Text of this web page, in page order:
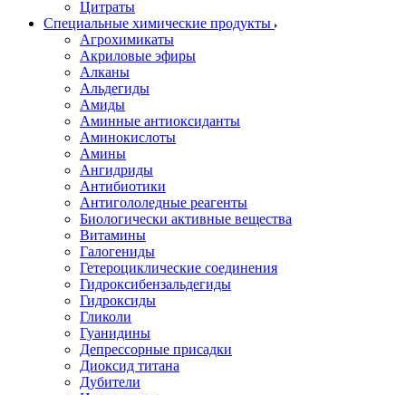
Цитраты
Специальные химические продукты
Агрохимикаты
Акриловые эфиры
Алканы
Альдегиды
Амиды
Аминные антиоксиданты
Аминокислоты
Амины
Ангидриды
Антибиотики
Антигололедные реагенты
Биологически активные вещества
Витамины
Галогениды
Гетероциклические соединения
Гидроксибензальдегиды
Гидроксиды
Гликоли
Гуанидины
Депрессорные присадки
Диоксид титана
Дубители